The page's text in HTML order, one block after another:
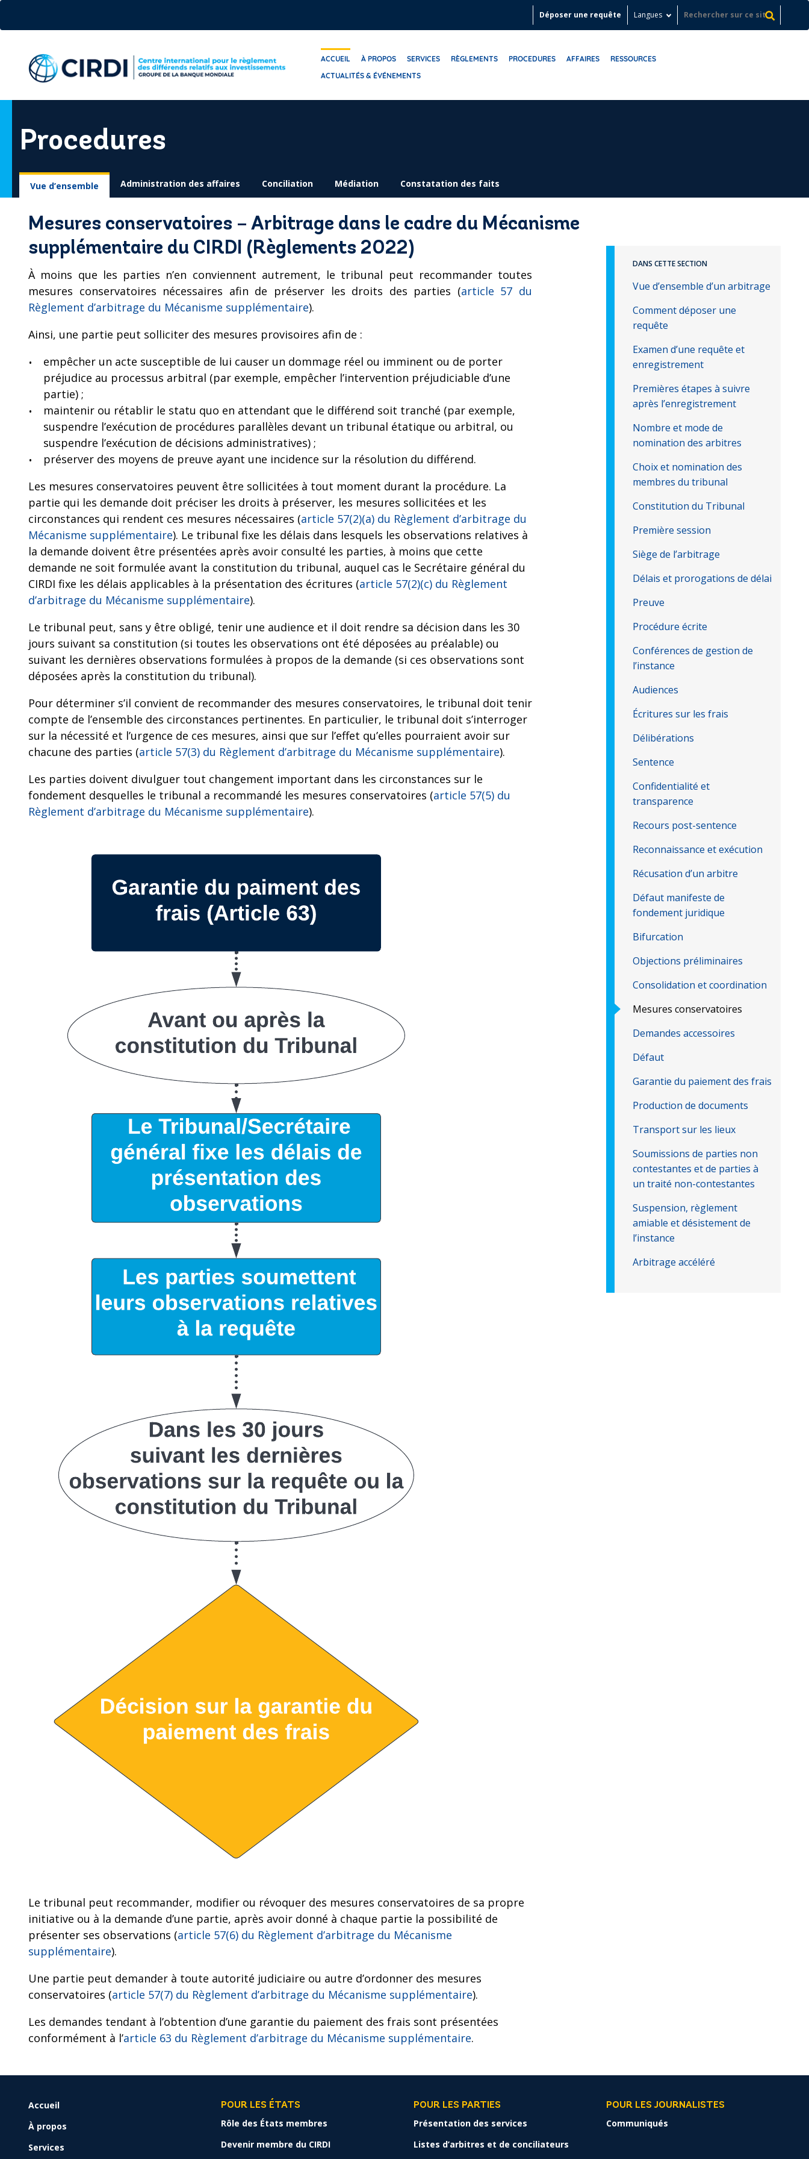
principal
Déposer une requête Langues
ACCUEIL À PROPOS SERVICES RÈGLEMENTS PROCEDURES AFFAIRES
RESSOURCES
ACTUALITÉS & ÉVÉNEMENTS
Procedures
Vue d’ensemble Administration des affaires Conciliation Médiation Constatation des faits
Mesures conservatoires – Arbitrage dans le cadre du Mécanisme
supplémentaire du CIRDI (Règlements 2022)
À moins que les parties n’en conviennent autrement, le tribunal peut recommander toutes
mesures conservatoires nécessaires afin de préserver les droits des parties (article 57 du
Règlement d’arbitrage du Mécanisme supplémentaire).
Ainsi, une partie peut solliciter des mesures provisoires afin de :
empêcher un acte susceptible de lui causer un dommage réel ou imminent ou de porter
préjudice au processus arbitral (par exemple, empêcher l’intervention préjudiciable d’une
partie) ;
maintenir ou rétablir le statu quo en attendant que le différend soit tranché (par exemple,
suspendre l’exécution de procédures parallèles devant un tribunal étatique ou arbitral, ou
suspendre l’exécution de décisions administratives) ;
préserver des moyens de preuve ayant une incidence sur la résolution du différend.
Les mesures conservatoires peuvent être sollicitées à tout moment durant la procédure. La
partie qui les demande doit préciser les droits à préserver, les mesures sollicitées et les
circonstances qui rendent ces mesures nécessaires (article 57(2)(a) du Règlement d’arbitrage du
Mécanisme supplémentaire). Le tribunal fixe les délais dans lesquels les observations relatives à
la demande doivent être présentées après avoir consulté les parties, à moins que cette
demande ne soit formulée avant la constitution du tribunal, auquel cas le Secrétaire général du
CIRDI fixe les délais applicables à la présentation des écritures (article 57(2)(c) du Règlement
d’arbitrage du Mécanisme supplémentaire).
Le tribunal peut, sans y être obligé, tenir une audience et il doit rendre sa décision dans les 30
jours suivant sa constitution (si toutes les observations ont été déposées au préalable) ou
suivant les dernières observations formulées à propos de la demande (si ces observations sont
déposées après la constitution du tribunal).
Pour déterminer s’il convient de recommander des mesures conservatoires, le tribunal doit tenir
compte de l’ensemble des circonstances pertinentes. En particulier, le tribunal doit s’interroger
sur la nécessité et l’urgence de ces mesures, ainsi que sur l’effet qu’elles pourraient avoir sur
chacune des parties (article 57(3) du Règlement d’arbitrage du Mécanisme supplémentaire).
Les parties doivent divulguer tout changement important dans les circonstances sur le
fondement desquelles le tribunal a recommandé les mesures conservatoires (article 57(5) du
Règlement d’arbitrage du Mécanisme supplémentaire).
Le tribunal peut recommander, modifier ou révoquer des mesures conservatoires de sa propre
initiative ou à la demande d’une partie, après avoir donné à chaque partie la possibilité de
présenter ses observations (article 57(6) du Règlement d’arbitrage du Mécanisme
supplémentaire).
Une partie peut demander à toute autorité judiciaire ou autre d’ordonner des mesures
conservatoires (article 57(7) du Règlement d’arbitrage du Mécanisme supplémentaire).
Les demandes tendant à l’obtention d’une garantie du paiement des frais sont présentées
conformément à l’article 63 du Règlement d’arbitrage du Mécanisme supplémentaire.
DANS CETTE SECTION
Vue d’ensemble d’un arbitrage
Comment déposer une
requête
Examen d’une requête et
enregistrement
Premières étapes à suivre
après l’enregistrement
Nombre et mode de
nomination des arbitres
Choix et nomination des
membres du tribunal
Constitution du Tribunal
Première session
Siège de l’arbitrage
Délais et prorogations de délai
Preuve
Procédure écrite
Conférences de gestion de
l’instance
Audiences
Écritures sur les frais
Délibérations
Sentence
Confidentialité et
transparence
Recours post-sentence
Reconnaissance et exécution
Récusation d’un arbitre
Défaut manifeste de
fondement juridique
Bifurcation
Objections préliminaires
Consolidation et coordination
Mesures conservatoires
Demandes accessoires
Défaut
Garantie du paiement des frais
Production de documents
Transport sur les lieux
Soumissions de parties non
contestantes et de parties à
un traité non-contestantes
Suspension, règlement
amiable et désistement de
l’instance
Arbitrage accéléré
FOOTER
Accueil
À propos
Services
POUR LES ÉTATS
Rôle des États membres
Devenir membre du CIRDI
POUR LES PARTIES
Présentation des services
Listes d’arbitres et de conciliateurs
POUR LES JOURNALISTES
Communiqués